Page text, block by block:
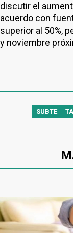
discutir el
acuerdo con
superior al 50%,
y noviembre
SUBTE